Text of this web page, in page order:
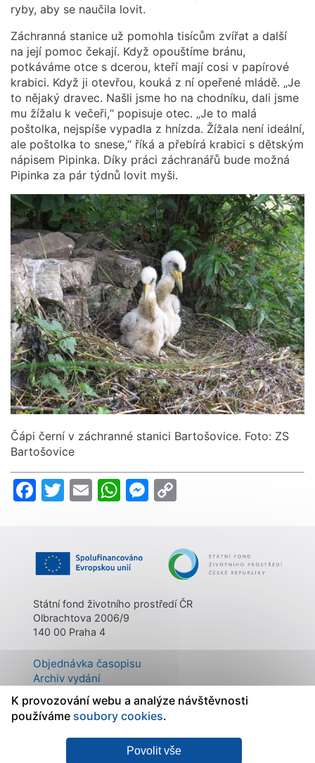
ryby, aby se naučila lovit.
Záchranná stanice už pomohla tisícům zvířat a další
na její pomoc čekají. Když opouštíme bránu,
potkáváme otce s dcerou, kteří mají cosi v papírové
krabici. Když ji otevřou, kouká z ní opeřené mládě. „Je
to nějaký dravec. Našli jsme ho na chodníku, dali jsme
mu žížalu k večeři,“ popisuje otec. „Je to malá
poštolka, nejspíše vypadla z hnízda. Žížala není ideální,
ale poštolka to snese,“ říká a přebírá krabici s dětským
nápisem Pipinka. Díky práci záchranářů bude možná
Pipinka za pár týdnů lovit myši.
Čápi černí v záchranné stanici Bartošovice. Foto: ZS
Bartošovice
Facebook
Twitter
EmailWhatsApp
Messenger
Státní fond životního prostředí ČR
Olbrachtova 2006/9
140 00 Praha 4
Objednávka časopisu
Archiv vydání
Kontakty
O časopisu
K provozování webu a analýze návštěvnosti
používáme soubory cookies.
Povolit vše